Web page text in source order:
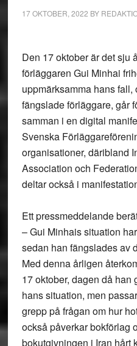
17 OKTOBER, 2022 BY
Den 17 oktober är det sju
förläggaren Gui Minhai
uppmärksamma hans
fängslade förläggare, går
samman i en digital
Svenska
organisationer, däribland
Association och
deltar också i
Ett pressmeddelande
– Gui Minhais situation
sedan han fängslades av
Med denna årligen
17 oktober, dagen då han
hans situation, men
grepp på frågan om hur
också påverkar bokförlag
bokutgivningen i Iran hårt